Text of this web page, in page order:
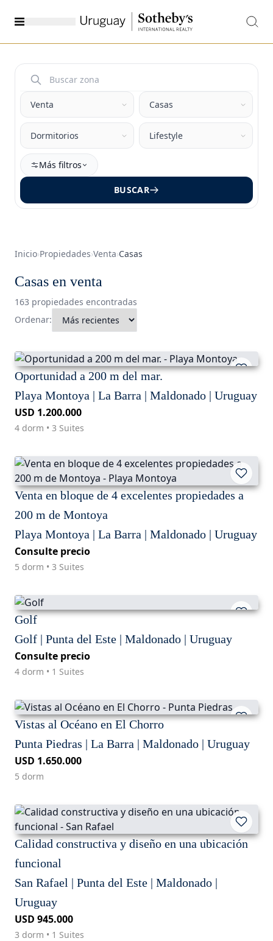
Más filtros
BUSCAR
Inicio›Propiedades›Venta›Casas
Casas en venta
163 propiedades encontradas
Ordenar:
Oportunidad a 200 m del mar.
Playa Montoya | La Barra | Maldonado | Uruguay
USD 1.200.000
4 dorm • 3 Suites
Venta en bloque de 4 excelentes propiedades a
200 m de Montoya
Playa Montoya | La Barra | Maldonado | Uruguay
Consulte precio
5 dorm • 3 Suites
Golf
Golf | Punta del Este | Maldonado | Uruguay
Consulte precio
4 dorm • 1 Suites
Vistas al Océano en El Chorro
Punta Piedras | La Barra | Maldonado | Uruguay
USD 1.650.000
5 dorm
Calidad constructiva y diseño en una ubicación
funcional
San Rafael | Punta del Este | Maldonado |
Uruguay
USD 945.000
3 dorm • 1 Suites